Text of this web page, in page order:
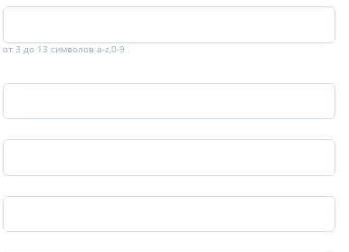
от 3 до 13 символов a-z,0-9